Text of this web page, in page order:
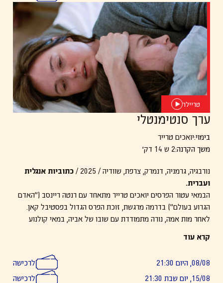
מתנגשים חזיתית, מעלים באוב מתים ומגלים סודות שנקברו עמוק.
סרט אינטימי על המטען העובר בירושה מאם לבת, מבלי להיאמר.
– "זהו סרט ביכורים קטנטן כמו פקעת שמתוכה
מלבלב שדה מלא פרחים וקוצים, נוף פרטי ונשי שהוא
גם נוף משפחה כל־ישראלי."
–הארץ
– "זה לא רק סרט מזוקק, עשיר ומדויק, לדעתי זה גם
סרט חשוב. גם כתיעוד של העבר הישראלי הפרטי
והכללי, גם כחוויה סוחפת של הבעת סיפור ובחינה
מחדש של החיים ושל הרצון של כולנו גם להיות
נאהבים וגם לגעת בבלתי אפשרי, לנסות להגדיר
ולהבין אהבה."
מדובר ביצירה שנכנסת עמוק לטריטוריה של יחסי אמהות-בנות, עם
כנות חשופה והרבה הומור, ופוגשת קהל במקום מאוד רגשי ועוצמתי.
טריילר
ערך סנטימנטלי
בימוי:יואכים טרייר
משך הקרנה:2 ש 14 דק׳
נורבגיה, גרמניה, דנמרק, צרפת, שוודיה / 2025 /
כתוביות אנגלית
ועברית.
הבמאי עטור הפרסים יואכים טרייר מתאחד עם רנטה ריינסב ("האדם
הגרוע בעולם") בדרמה מרגשת, זוכת הפרס הגדול בפסטיבל קאן.
לאחר מות אמה, נורה מתמודדת עם שובו של אביה, במאי קולנוע
כשנורה מסרבת והתפקיד עובר לשחקנית אמריקאית צעירה (אל
פאנינג), היא ואחותה נאלצות להתמודד עם עברן ולנסות לפתוח פרק
חדש בחייהן.
קרא עוד
08/08, היום 21:30
לרכישה
15/08, יום שבת 21:30
לרכישה